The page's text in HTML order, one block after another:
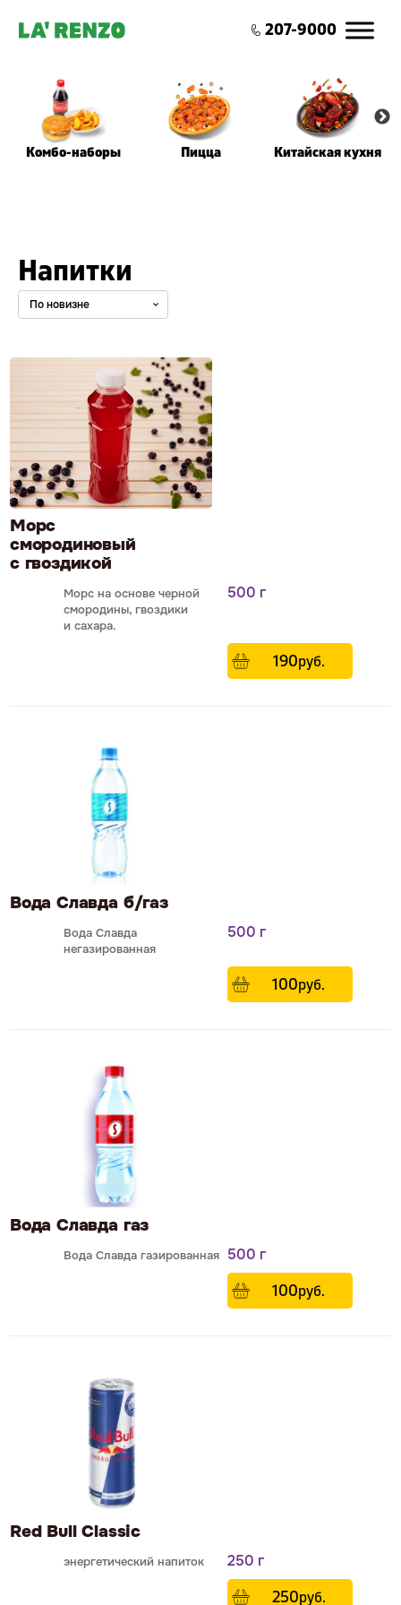
207-9000
Комбо-наборы Пицца Китайская кухня
Напитки
Морс
смородиновый
с гвоздикой
500 г
Морс на основе черной
смородины, гвоздики
и сахара.
190руб.
Вода Славда б/газ
500 г
Вода Славда
негазированная
100руб.
Вода Славда газ
500 г
Вода Славда газированная
100руб.
Red Bull Classic
250 г
энергетический напиток
250руб.